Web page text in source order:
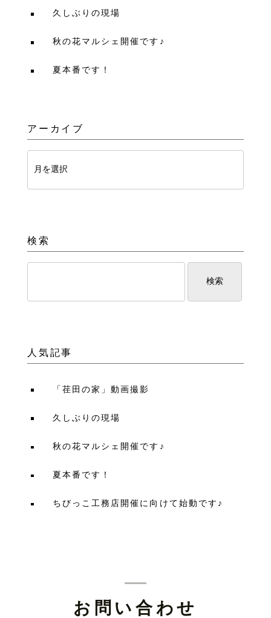
久しぶりの現場
秋の花マルシェ開催です♪
夏本番です！
アーカイブ
検索
人気記事
「荏田の家」動画撮影
久しぶりの現場
秋の花マルシェ開催です♪
夏本番です！
ちびっこ工務店開催に向けて始動です♪
お問い合わせ